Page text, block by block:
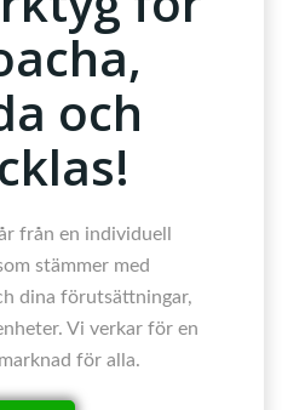
och
från en individuell
stämmer med
dina förutsättningar,
Vi verkar för en
för alla.